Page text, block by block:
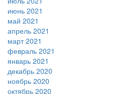
июнь 2021
май 2021
апрель 2021
март 2021
февраль 2021
январь 2021
декабрь 2020
ноябрь 2020
октябрь 2020